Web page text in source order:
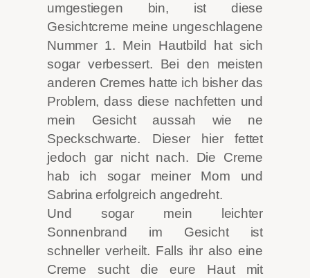
umgestiegen bin, ist diese
Gesichtcreme meine ungeschlagene
Nummer 1. Mein Hautbild hat sich
sogar verbessert. Bei den meisten
anderen Cremes hatte ich bisher das
Problem, dass diese nachfetten und
mein Gesicht aussah wie ne
Speckschwarte. Dieser hier fettet
jedoch gar nicht nach. Die Creme
hab ich sogar meiner Mom und
Sabrina erfolgreich angedreht.
Und sogar mein leichter
Sonnenbrand im Gesicht ist
schneller verheilt. Falls ihr also eine
Creme sucht die eure Haut mit